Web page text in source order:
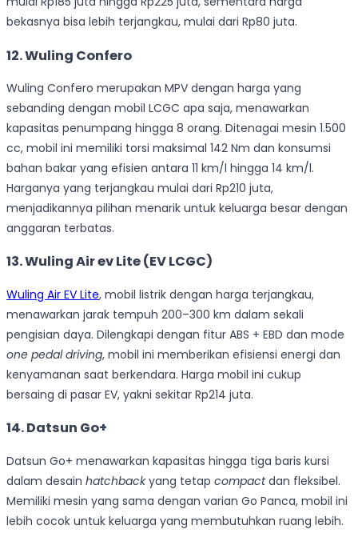
bekasnya bisa lebih terjangkau, mulai dari Rp80 juta.
12.Wuling Confero
Wuling Confero merupakan MPV dengan harga yang
sebanding dengan mobil LCGC apa saja, menawarkan
kapasitas penumpang hingga 8 orang. Ditenagai mesin 1.500
cc, mobil ini memiliki torsi maksimal 142 Nm dan konsumsi
bahan bakar yang efisien antara 11 km/l hingga 14 km/l.
Harganya yang terjangkau mulai dari Rp210 juta,
menjadikannya pilihan menarik untuk keluarga besar dengan
anggaran terbatas.
13.Wuling Air ev Lite (EV LCGC)
Wuling Air EV Lite, mobil listrik dengan harga terjangkau,
menawarkan jarak tempuh 200–300 km dalam sekali
pengisian daya. Dilengkapi dengan fitur ABS + EBD dan mode
one pedal driving, mobil ini memberikan efisiensi energi dan
kenyamanan saat berkendara. Harga mobil ini cukup
bersaing di pasar EV, yakni sekitar Rp214 juta.
14.Datsun Go+
Datsun Go+ menawarkan kapasitas hingga tiga baris kursi
dalam desain hatchbackyang tetap compactdan fleksibel.
Memiliki mesin yang sama dengan varian Go Panca, mobil ini
lebih cocok untuk keluarga yang membutuhkan ruang lebih.